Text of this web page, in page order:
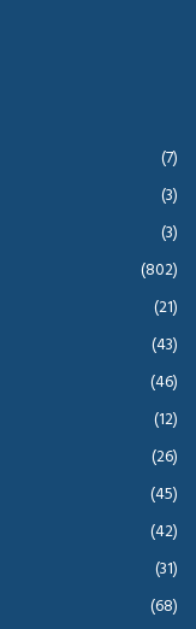
(7)
(3)
(3)
(802)
(21)
(43)
(46)
(12)
(26)
(45)
(42)
(31)
(68)